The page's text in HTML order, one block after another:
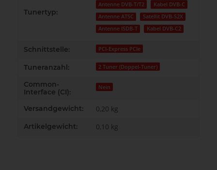
Tunertyp:
Antenne DVB-T/T2
Kabel DVB-C
Antenne ATSC
Satellit DVB-S2X
Antenne ISDB-T
Kabel DVB-C2
Schnittstelle: PCI-Express PCIe
Tuneranzahl: 2 Tuner (Doppel-Tuner)
Common-
Interface (CI):
Nein
Versandgewicht: 0,20 kg
Artikelgewicht: 0,10 kg